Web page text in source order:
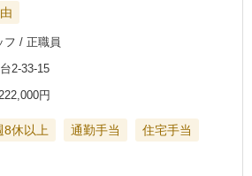
フ / 正職員
2-33-15
円
8休以上 通勤手当
住宅手当